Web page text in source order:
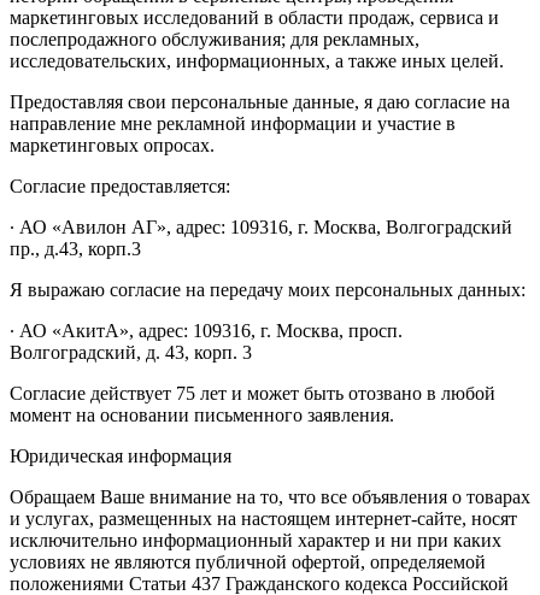
маркетинговых исследований в области продаж, сервиса и
послепродажного обслуживания; для рекламных,
исследовательских, информационных, а также иных целей.
Предоставляя свои персональные данные, я даю согласие на
направление мне рекламной информации и участие в
маркетинговых опросах.
Согласие предоставляется:
∙ АО «Авилон АГ», адрес: 109316, г. Москва, Волгоградский
пр., д.43, корп.3
Я выражаю согласие на передачу моих персональных данных:
∙ АО «АкитА», адрес: 109316, г. Москва, просп.
Волгоградский, д. 43, корп. 3
Согласие действует 75 лет и может быть отозвано в любой
момент на основании письменного заявления.
Юридическая информация
Обращаем Ваше внимание на то, что все объявления о товарах
и услугах, размещенных на настоящем интернет-сайте, носят
исключительно информационный характер и ни при каких
условиях не являются публичной офертой, определяемой
положениями Статьи 437 Гражданского кодекса Российской